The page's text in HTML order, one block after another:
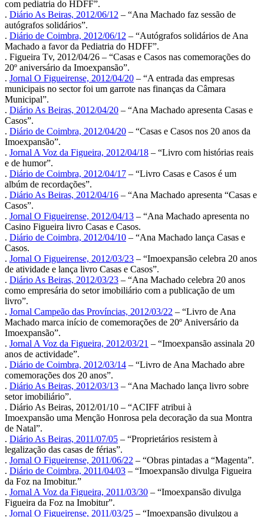
com pediatria do HDFF”.
. Diário As Beiras, 2012/06/12 – “Ana Machado faz sessão de
autógrafos solidários”.
. Diário de Coimbra, 2012/06/12 – “Autógrafos solidários de Ana
Machado a favor da Pediatria do HDFF”.
. Figueira Tv, 2012/04/26 – “Casas e Casos nas comemorações do
20º aniversário da Imoexpansão”.
. Jornal O Figueirense, 2012/04/20 – “A entrada das empresas
municipais no sector foi um garrote nas finanças da Câmara
Municipal”.
. Diário As Beiras, 2012/04/20 – “Ana Machado apresenta Casas e
Casos”.
. Diário de Coimbra, 2012/04/20 – “Casas e Casos nos 20 anos da
Imoexpansão”.
. Jornal A Voz da Figueira, 2012/04/18 – “Livro com histórias reais
e de humor”.
. Diário de Coimbra, 2012/04/17 – “Livro Casas e Casos é um
albúm de recordações”.
. Diário As Beiras, 2012/04/16 – “Ana Machado apresenta “Casas e
Casos”.
. Jornal O Figueirense, 2012/04/13 – “Ana Machado apresenta no
Casino Figueira livro Casas e Casos.
. Diário de Coimbra, 2012/04/10 – “Ana Machado lança Casas e
Casos.
. Jornal O Figueirense, 2012/03/23 – “Imoexpansão celebra 20 anos
de atividade e lança livro Casas e Casos”.
. Diário As Beiras, 2012/03/23 – “Ana Machado celebra 20 anos
como empresária do setor imobiliário com a publicação de um
livro”.
. Jornal Campeão das Províncias, 2012/03/22 – “Livro de Ana
Machado marca início de comemorações de 20º Aniversário da
Imoexpansão”.
. Jornal A Voz da Figueira, 2012/03/21 – “Imoexpansão assinala 20
anos de actividade”.
. Diário de Coimbra, 2012/03/14 – “Livro de Ana Machado abre
comemorações dos 20 anos”.
. Diário As Beiras, 2012/03/13 – “Ana Machado lança livro sobre
setor imobiliário”.
. Diário As Beiras, 2012/01/10 – “ACIFF atribui à
Imoexpansão uma Menção Honrosa pela decoração da sua Montra
de Natal”.
. Diário As Beiras, 2011/07/05 – “Proprietários resistem à
legalização das casas de férias”.
. Jornal O Figueirense, 2011/06/22 – “Obras pintadas a “Magenta”.
. Diário de Coimbra, 2011/04/03 – “Imoexpansão divulga Figueira
da Foz na Imobitur.”
. Jornal A Voz da Figueira, 2011/03/30 – “Imoexpansão divulga
Figueira da Foz na Imobitur”.
. Jornal O Figueirense, 2011/03/25 – “Imoexpansão divulgou a